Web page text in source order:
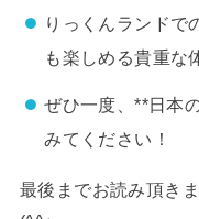
りっくんランドで
も楽しめる貴重な
ぜひ一度、**日本
みてください！
最後までお読み頂き